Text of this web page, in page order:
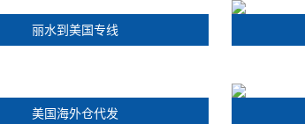
丽水到美国专线
美国海外仓代发